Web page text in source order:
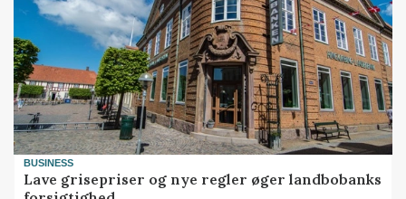
BUSINESS
Lave grisepriser og nye regler øger landbobanks